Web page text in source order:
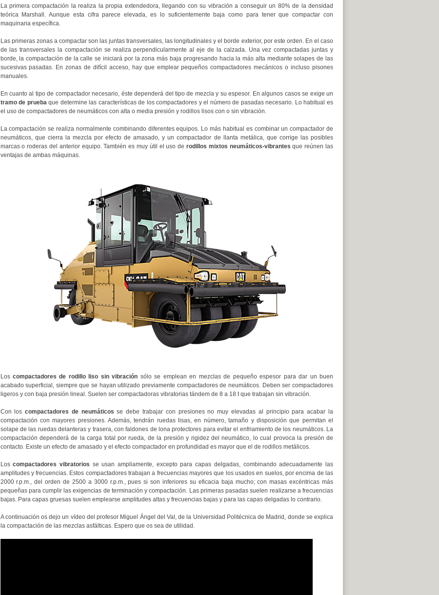
La primera compactación la realiza la propia extendedora, llegando con su vibración a conseguir un 80% de la densidad
teórica Marshall. Aunque esta cifra parece elevada, es lo suficientemente baja como para tener que compactar con
maquinaria específica.
Las primeras zonas a compactar son las juntas transversales, las longitudinales y el borde exterior, por este orden. En el caso
de las transversales la compactación se realiza perpendicularmente al eje de la calzada. Una vez compactadas juntas y
borde, la compactación de la calle se iniciará por la zona más baja progresando hacia la más alta mediante solapes de las
sucesivas pasadas. En zonas de difícil acceso, hay que emplear pequeños compactadores mecánicos o incluso pisones
manuales.
En cuanto al tipo de compactador necesario, éste dependerá del tipo de mezcla y su espesor. En algunos casos se exige un
tramo de pruebaque determine las características de los compactadores y el número de pasadas necesario. Lo habitual es
el uso de compactadores de neumáticos con alta o media presión y rodillos lisos con o sin vibración.
La compactación se realiza normalmente combinando diferentes equipos. Lo más habitual es combinar un compactador de
neumáticos, que cierra la mezcla por efecto de amasado, y un compactador de llanta metálica, que corrige las posibles
marcas o roderas del anterior equipo. También es muy útil el uso de rodillos mixtos neumáticos-vibrantes que reúnen las
ventajas de ambas máquinas.
Los compactadores de rodillo liso sin vibración sólo se emplean en mezclas de pequeño espesor para dar un buen
acabado superficial, siempre que se hayan utilizado previamente compactadores de neumáticos. Deben ser compactadores
ligeros y con baja presión lineal. Suelen ser compactadoras vibratorias tándem de 8 a 18 t que trabajan sin vibración.
Con loscompactadores de neumáticos se debe trabajar con presiones no muy elevadas al principio para acabar la
compactación con mayores presiones. Además, tendrán ruedas lisas, en número, tamaño y disposición que permitan el
solape de las ruedas delanteras y trasera, con faldones de lona protectores para evitar el enfriamiento de los neumáticos. La
compactación dependerá de la carga total por rueda, de la presión y rigidez del neumático, lo cual provoca la presión de
contacto. Existe un efecto de amasado y el efecto compactador en profundidad es mayor que el de rodillos metálicos.
Loscompactadores vibratorios se usan ampliamente, excepto para capas delgadas, combinando adecuadamente las
amplitudes y frecuencias. Estos compactadores trabajan a frecuencias mayores que los usados en suelos, por encima de las
2000 r.p.m., del orden de 2500 a 3000 r.p.m., pues si son inferiores su eficacia baja mucho; con masas excéntricas más
pequeñas para cumplir las exigencias de terminación y compactación. Las primeras pasadas suelen realizarse a frecuencias
bajas. Para capas gruesas suelen emplearse amplitudes altas y frecuencias bajas y para las capas delgadas lo contrario.
A continuación os dejo un vídeo del profesor Miguel Ángel del Val, de la Universidad Politécnica de Madrid, donde se explica
la compactación de las mezclas asfálticas. Espero que os sea de utilidad.